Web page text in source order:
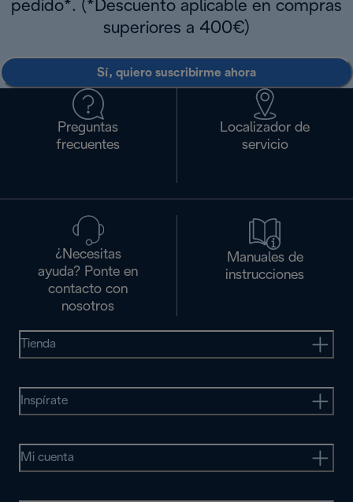
pedido*. (*Descuento aplicable en compras
superiores a 400€)
Sí, quiero suscribirme ahora
Preguntas
frecuentes
Localizador de
servicio
¿Necesitas
ayuda? Ponte en
contacto con
nosotros
Manuales de
instrucciones
Tienda
Inspírate
Mi cuenta